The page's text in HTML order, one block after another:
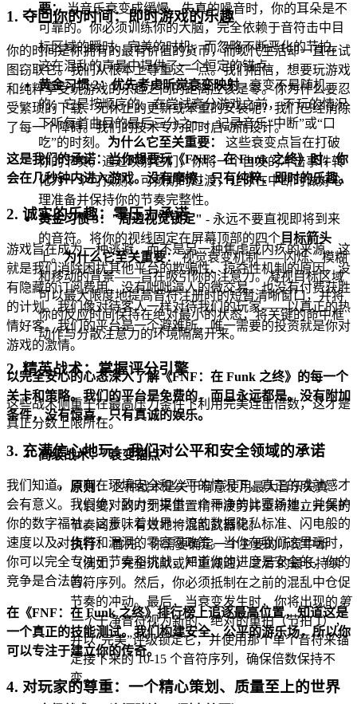
要：当音乐衰变成缓慢、失真的噪音时，你的耳朵是不
可靠的。你必须训练你的大脑，完全依赖于音符击中目
标区域的瞬时、完美的时机，而忽略不断恶化的节拍。
这在混乱的声景中提供了一个恒定的锚点。
黄金习惯 2：优先考虑听觉衰变映射- 衰变不是随机
的；它是按顺序的。在尝试高分游戏之前，不玩的情况
下听每首曲目的最后三分之一。记录音乐“中断”或“口
吃”的时刻。 为什么它至关重要：
这些衰变点旨在打破
你的节奏。通过映射它们，你将一个自发的冲击事件转
化为一个可预测、可预期的过渡，让你在中断时做好心
理准备并保持你的节奏完整性。
黄金习惯 3："周边视觉锁定" - 永远不要直视即将到来
的音符。将你的视线固定在屏幕顶部的四个 目标箭头
上。为什么它至关重要：视觉衰变机制——闪烁、模糊
和移动的背景——旨在吸引你的注意力。凝视目标区域
可以最大限度地提高音符注册时的短暂清晰窗口，并将
你的反应时间保持在绝对最小的状态，将关键的命中框
动作与分散注意力的环境隔离开来。
2. 精英战术：掌握评分引擎
这些战术侧重于在最高压力条件下利用完美连击倍数，这才是
真正分数上限所在。
高级战术："衰变锚点"
原则：这种战术是关于有意使用最大音乐失真
（衰变）的时刻来重置精神疲劳并重新建立完美的
节奏同步，有效地将混乱武器化。
执行：首先，你需要确定一个主要的听觉中断
（例如，完全沉默或严重减速）之后的最长持续
音符序列。然后，你必须抵制在之前的混乱中仓促
节奏的冲动。最后，当衰变发生时，你将出现的 第
一个干净音符视为新的、绝对的重拍（节拍 1），
并以“完美”评级锁定它，并使用那个单个音符来锚
定接下来的 10-15 个音符序列，确保倍数保持不
变。
1. 夺回你的时间：即时游戏的乐趣
你的时间是你拥有的最有价值的货币，而现代生活却一直在试
图窃取它。我们从根本上尊重这一点。我们相信，想要玩游戏
和纯粹享受玩游戏的乐趣之间的距离应该是零。你为什么要忍
受繁琐的下载、无休止的更新或笨重的安装呢？我们已经消除
了每一个障碍。我们的技术专为即时启动而设计。
这是我们的承诺：当你想要玩《FNF：在 Funk 之终》时，你
会在几秒钟内进入游戏。没有摩擦，只有纯粹、即时的乐趣。
2. 诚实的乐趣：零压力承诺
游戏旨在成为一种逃避，而不是另一种焦虑或内疚的来源。这
就是我们消除困扰其他平台的欺骗性、掠夺性机制的原因。没
有隐藏的订阅费用，没有咄咄逼人的微交易，也没有付费获胜
的计划。我们像对待客人一样对待我们的玩家——以真正的热
情好客。我们的平台是一个避难所，唯一需要的投资就是你对
游戏的激情。
以完全安心的心态深入了解《FNF：在 Funk 之终》的每一个
关卡和策略。我们的平台是免费的，而且永远都是。没有附加
条件，没有惊喜，只有真诚的娱乐。
3. 充满信心地玩：我们对公平和安全领域的承诺
我们知道，只有在环境安全和公平的情况下，真正的成就感才
会有意义。我们绝对致力于提供一个干净的比赛场地，并保护
你的数字福祉。这意味着世界一流的数据隐私标准、闪电般的
速度以及对作弊和漏洞的零容忍政策。当你在我们这里玩时，
你可以完全专注于节奏和挑战，知道你的进度是安全的，你的
竞争是合法的。
在《FNF：在 Funk 之终》排行榜上追逐最高位置，知道这是
一个真正的技能测试。我们构建安全、公平的游乐场，所以你
可以专注于建立你的传奇。
4. 对玩家的尊重：一个精心策划、质量至上的世界